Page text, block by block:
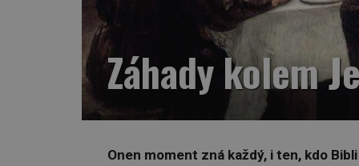
Záhady kolem
Onen moment zná každý, i ten, kdo